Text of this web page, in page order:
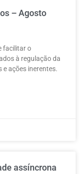
– Agosto
facilitar o
à regulação da
ações inerentes.
assíncrona